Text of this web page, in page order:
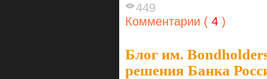
449
Комментарии ( 4 )
Блог им.
решения Банка